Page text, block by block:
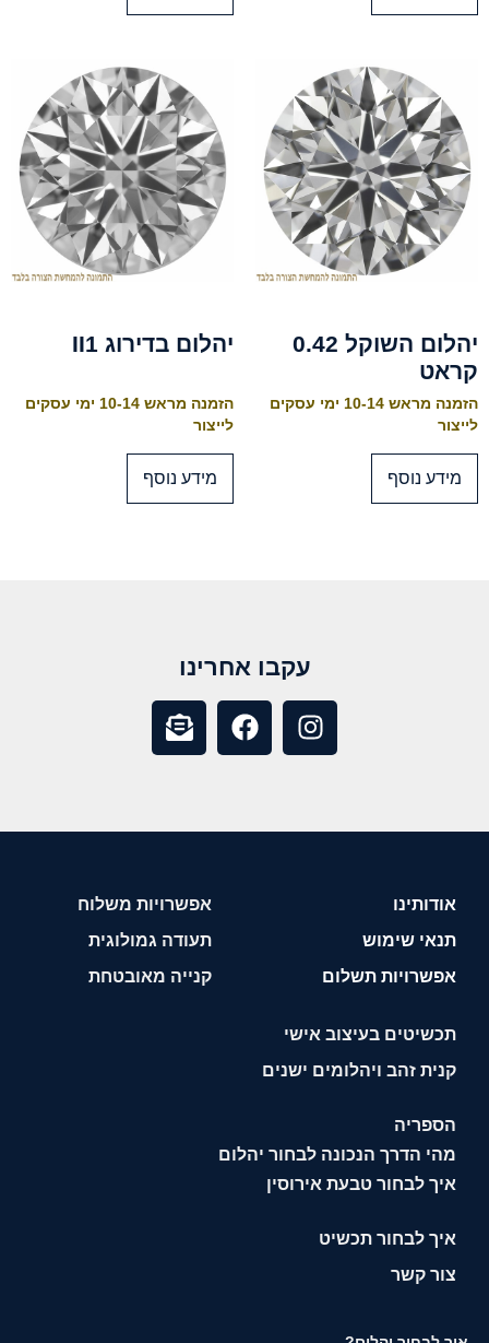
יהלום השוקל 0.42
קראט
הזמנה מראש 10-14 ימי עסקים
לייצור
מידע נוסף
יהלום בדירוג II1
הזמנה מראש 10-14 ימי עסקים
לייצור
מידע נוסף
עקבו אחרינו
אודותינו
תנאי שימוש
אפשרויות תשלום
אפשרויות משלוח
תעודה גמולוגית
קנייה מאובטחת
תכשיטים בעיצוב אישי
קנית זהב ויהלומים ישנים
הספריה
מהי הדרך הנכונה לבחור יהלום
איך לבחור טבעת אירוסין
איך לבחור תכשיט
צור קשר